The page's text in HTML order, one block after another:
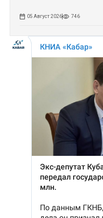
05 Август 2026 746